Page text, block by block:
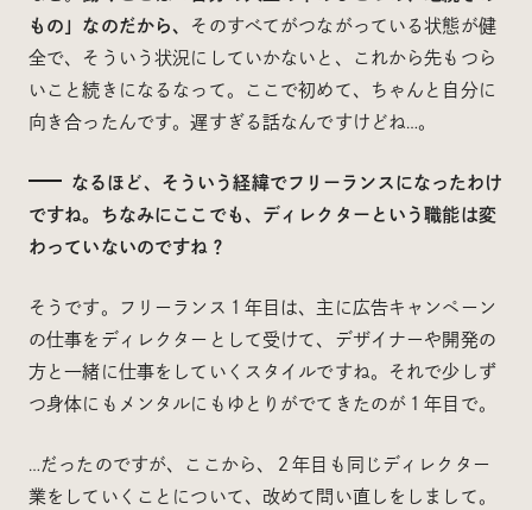
もの」なのだから、 そのすべてがつながっている状態が健
全で、そういう状況にしていかないと、これから先もつら
いこと続きになるなって。ここで初めて、ちゃんと自分に
向き合ったんです。遅すぎる話なんですけどね…。
なるほど、そういう経緯でフリーランスになったわけ
ですね。ちなみにここでも、ディレクターという職能は変
わっていないのですね？
そうです。フリーランス１年目は、主に広告キャンペーン
の仕事をディレクターとして受けて、デザイナーや開発の
方と一緒に仕事をしていくスタイルですね。それで少しず
つ身体にもメンタルにもゆとりがでてきたのが１年目で。
…だったのですが、ここから、２年目も同じディレクター
業をしていくことについて、改めて問い直しをしまして。